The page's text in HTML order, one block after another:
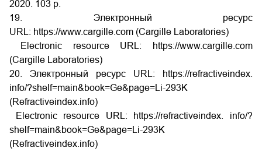
2020. 103 p.
19. Электронный ресурс
URL: https://www.cargille.com (Cargille Laboratories)
Electronic resource URL: https://www.cargille.com
(Cargille Laboratories)
20. Электронный ресурс URL: https://refractiveindex.
info/?shelf=main&book=Ge&page=Li-293K
(Refractiveindex.info)
Electronic resource URL: https://refractiveindex. info/?
shelf=main&book=Ge&page=Li-293K
(Refractiveindex.info)